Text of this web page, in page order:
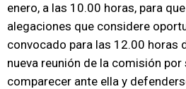
enero, a las 10.00 horas, para
alegaciones que considere
convocado para las 12.00 horas
nueva reunión de la comisión
comparecer ante ella y